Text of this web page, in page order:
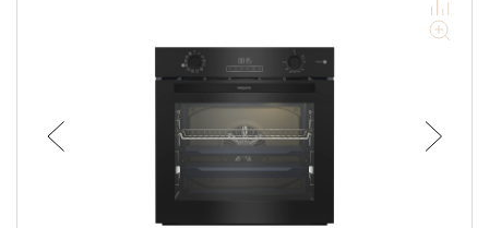
Микроволновые печи
Малая бытовая техника